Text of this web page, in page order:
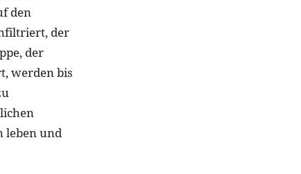
den
der
der
werden bis
leben und